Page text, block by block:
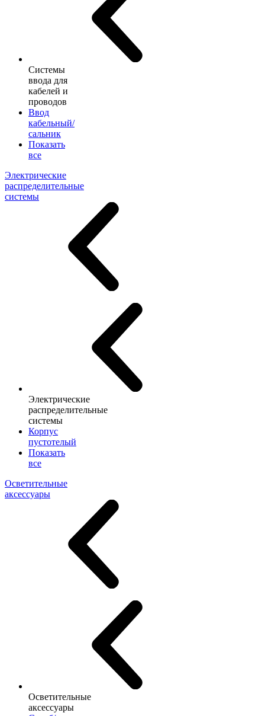
Системы
ввода для
кабелей и
проводов
Ввод
кабельный/
сальник
Показать
все
Электрические
распределительные
системы
Электрические
распределительные
системы
Корпус
пустотелый
Показать
все
Осветительные
аксессуары
Осветительные
аксессуары